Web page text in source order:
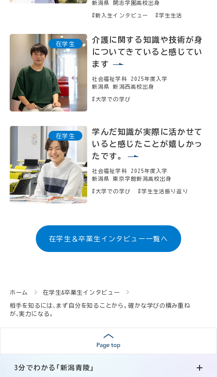
新潟県 開志学園高校出身
#新入生インタビュー #学生生活
介護に関する知識や技術が身
についてきていると感じてい
ます
社会福祉学科 2025年度入学
新潟県 新潟西高校出身
#大学での学び
学んだ知識が実際に活かせて
いると感じたことが嬉しかっ
たです。
社会福祉学科 2025年度入学
新潟県 東京学館新潟高校出身
#大学での学び #学生生活振り返り
在学生＆卒業生インタビュー一覧へ
ホーム 在学生&卒業生インタビュー
相手を知るには、まず自分を知ることから。確かな学びの積み重ね
が、実力になる。
3分でわかる「新潟青陵」